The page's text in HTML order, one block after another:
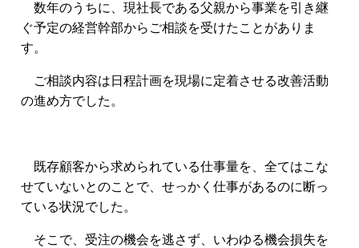
数年のうちに、現社長である父親から事業を引き継
ぐ予定の経営幹部からご相談を受けたことがありま
す。
ご相談内容は日程計画を現場に定着させる改善活動
の進め方でした。
既存顧客から求められている仕事量を、全てはこな
せていないとのことで、せっかく仕事があるのに断っ
ている状況でした。
そこで、受注の機会を逃さず、いわゆる機会損失を